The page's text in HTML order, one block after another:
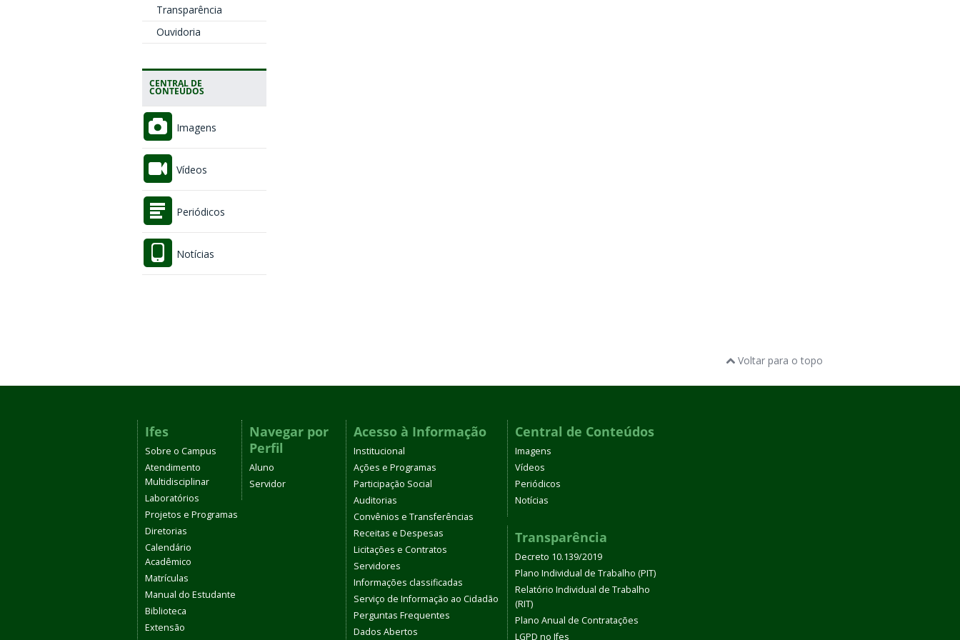
Transparência
Ouvidoria
CENTRAL DE
CONTEÚDOS
Imagens
Vídeos
Periódicos
Notícias
Voltar para o topo
Ifes
Sobre o Campus
Atendimento
Multidisciplinar
Laboratórios
Projetos e Programas
Diretorias
Calendário
Acadêmico
Matrículas
Manual do Estudante
Biblioteca
Extensão
Navegar por
Perfil
Aluno
Servidor
Acesso à Informação
Institucional
Ações e Programas
Participação Social
Auditorias
Convênios e Transferências
Receitas e Despesas
Licitações e Contratos
Servidores
Informações classificadas
Serviço de Informação ao Cidadão
Perguntas Frequentes
Dados Abertos
Central de Conteúdos
Imagens
Vídeos
Periódicos
Notícias
Transparência
Decreto 10.139/2019
Plano Individual de Trabalho (PIT)
Relatório Individual de Trabalho
(RIT)
Plano Anual de Contratações
LGPD no Ifes